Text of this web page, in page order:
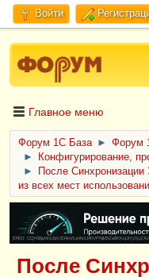
Войти
Главное меню
Форум 1C База ►
Форум
►
Конфигурирование,
►
После
из всех мест
ERID: CQH36pWzJqVJD4xVLsnhcU4hVPNjkBZe8KKxjJiYySyZAz
После